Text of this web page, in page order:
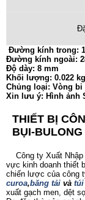
Đường kính trong:
Đường kính ngoài:
Độ dày: 8 mm
Khối lượng: 0.022 kg
Chủng loại: Vòng bi
Xin lưu ý: Hình ảnh
THIẾT BỊ
BỤI-BULONG
Công ty Xuất Nhập
vực kinh doanh thiết
chiến lược của công
curoa,băng tải và
xuất gạch men, dệt